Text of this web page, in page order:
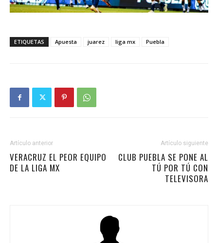
ETIQUETAS Apuesta juarez liga mx Puebla
Artículo anterior
VERACRUZ EL PEOR EQUIPO
DE LA LIGA MX
Artículo siguiente
CLUB PUEBLA SE PONE AL
TÚ POR TÚ CON
TELEVISORA